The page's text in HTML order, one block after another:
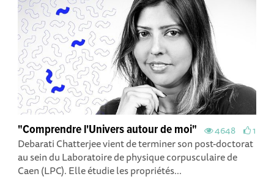
4648 1
"Comprendre l'Univers autour de moi"
Debarati Chatterjee vient de terminer son post-doctorat
au sein du Laboratoire de physique corpusculaire de
Caen (LPC). Elle étudie les propriétés...